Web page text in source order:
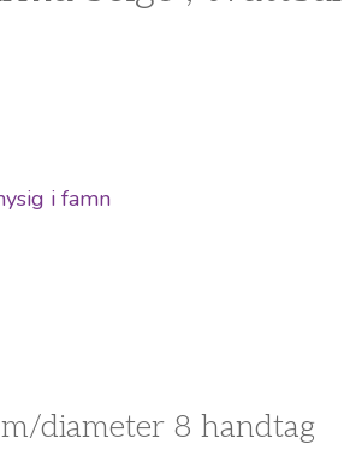
diameter 8 handtag